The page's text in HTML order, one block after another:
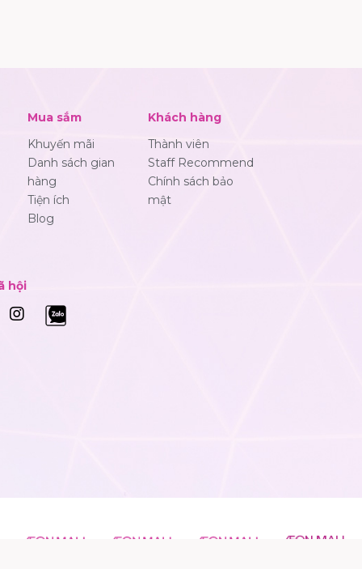
Mua sắm
Khuyến mãi
Danh sách gian
hàng
Tiện ích
Blog
Khách hàng
Thành viên
Staff Recommend
Chính sách bảo
mật
hội